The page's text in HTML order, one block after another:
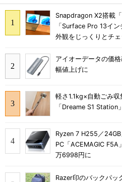
Snapdragon X2搭載
「Surface Pro 13イ
外観をじっくりとチ
アイオーデータの価
幅値上げに
軽さ1.1kg×自動ごみ
「Dreame S1
Ryzen 7 H255／
PC「ACEMAGIC
万6998円に
Razer印のバックパッ